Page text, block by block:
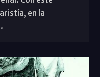
en la